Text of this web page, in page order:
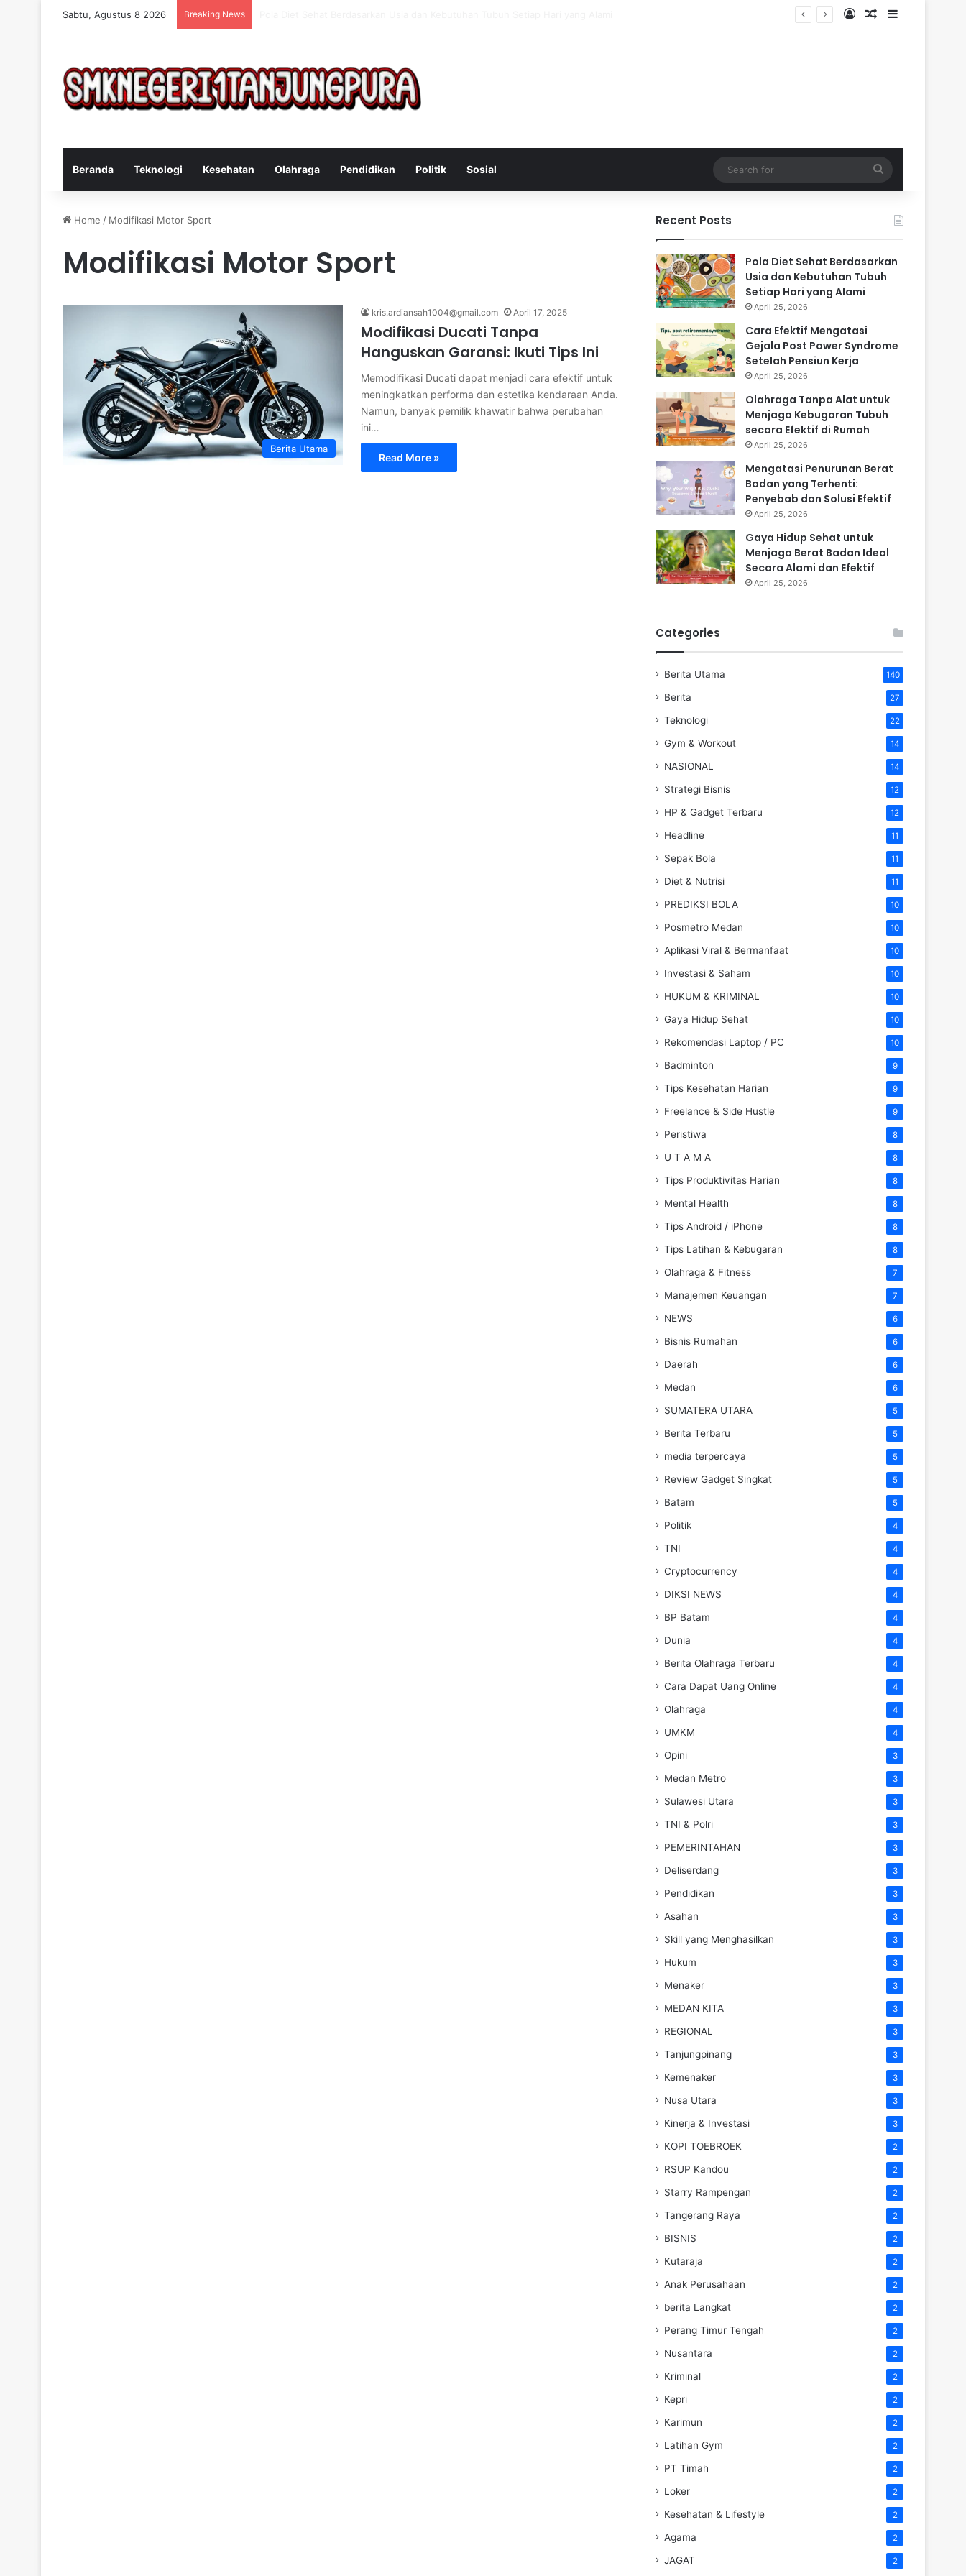
Sabtu, Agustus 8 2026 Breaking News Log InRandom Article
Sidebar
Beranda Teknologi Kesehatan Olahraga Pendidikan Politik Sosial
for
Home / Modifikasi Motor Sport
Modifikasi Motor Sport
Berita Utama
kris.ardiansah1004@gmail.com April 17, 2025
Modifikasi Ducati Tanpa
Hanguskan Garansi: Ikuti Tips Ini
Memodifikasi Ducati dapat menjadi cara efektif untuk
meningkatkan performa dan estetika kendaraan Anda.
Namun, banyak pemilik khawatir bahwa perubahan
ini…
Read More »
Recent Posts
Pola Diet Sehat Berdasarkan
Usia dan Kebutuhan Tubuh
Setiap Hari yang Alami
April 25, 2026
Cara Efektif Mengatasi
Gejala Post Power Syndrome
Setelah Pensiun Kerja
April 25, 2026
Olahraga Tanpa Alat untuk
Menjaga Kebugaran Tubuh
secara Efektif di Rumah
April 25, 2026
Mengatasi Penurunan Berat
Badan yang Terhenti:
Penyebab dan Solusi Efektif
April 25, 2026
Gaya Hidup Sehat untuk
Menjaga Berat Badan Ideal
Secara Alami dan Efektif
April 25, 2026
Categories
Berita Utama 140
Berita 27
Teknologi 22
Gym & Workout 14
NASIONAL 14
Strategi Bisnis 12
HP & Gadget Terbaru 12
Headline 11
Sepak Bola 11
Diet & Nutrisi 11
PREDIKSI BOLA 10
Posmetro Medan 10
Aplikasi Viral & Bermanfaat 10
Investasi & Saham 10
HUKUM & KRIMINAL 10
Gaya Hidup Sehat 10
Rekomendasi Laptop / PC 10
Badminton 9
Tips Kesehatan Harian 9
Freelance & Side Hustle 9
Peristiwa 8
U T A M A 8
Tips Produktivitas Harian 8
Mental Health 8
Tips Android / iPhone 8
Tips Latihan & Kebugaran 8
Olahraga & Fitness 7
Manajemen Keuangan 7
NEWS 6
Bisnis Rumahan 6
Daerah 6
Medan 6
SUMATERA UTARA 5
Berita Terbaru 5
media terpercaya 5
Review Gadget Singkat 5
Batam 5
Politik 4
TNI 4
Cryptocurrency 4
DIKSI NEWS 4
BP Batam 4
Dunia 4
Berita Olahraga Terbaru 4
Cara Dapat Uang Online 4
Olahraga 4
UMKM 4
Opini 3
Medan Metro 3
Sulawesi Utara 3
TNI & Polri 3
PEMERINTAHAN 3
Deliserdang 3
Pendidikan 3
Asahan 3
Skill yang Menghasilkan 3
Hukum 3
Menaker 3
MEDAN KITA 3
REGIONAL 3
Tanjungpinang 3
Kemenaker 3
Nusa Utara 3
Kinerja & Investasi 3
KOPI TOEBROEK 2
RSUP Kandou 2
Starry Rampengan 2
Tangerang Raya 2
BISNIS 2
Kutaraja 2
Anak Perusahaan 2
berita Langkat 2
Perang Timur Tengah 2
Nusantara 2
Kriminal 2
Kepri 2
Karimun 2
Latihan Gym 2
PT Timah 2
Loker 2
Kesehatan & Lifestyle 2
Agama 2
JAGAT 2